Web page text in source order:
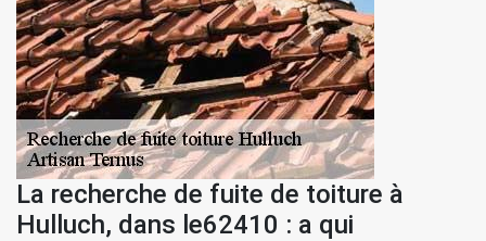
La recherche de fuite de toiture à
Hulluch, dans le62410 : a qui